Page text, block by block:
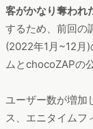
客がかなり奪われ
するため、前回の
(2022年1月~12月
ムとchocoZAPの
ユーザー数が増加
ス、エニタイムフ